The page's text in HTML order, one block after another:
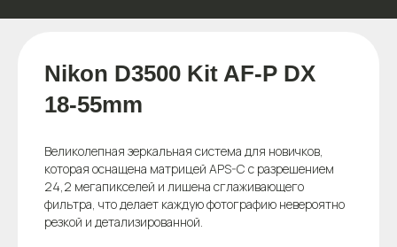
Nikon D3500 Kit AF-P DX
18-55mm
Великолепная зеркальная система для новичков,
которая оснащена матрицей APS-C с разрешением
24,2 мегапикселей и лишена сглаживающего
фильтра, что делает каждую фотографию невероятно
резкой и детализированной.